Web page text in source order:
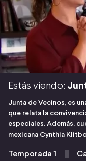
Estás viendo:
Junta de Vecinos, es
que relata la
especiales. Además,
mexicana Cynthia
Temporada 1